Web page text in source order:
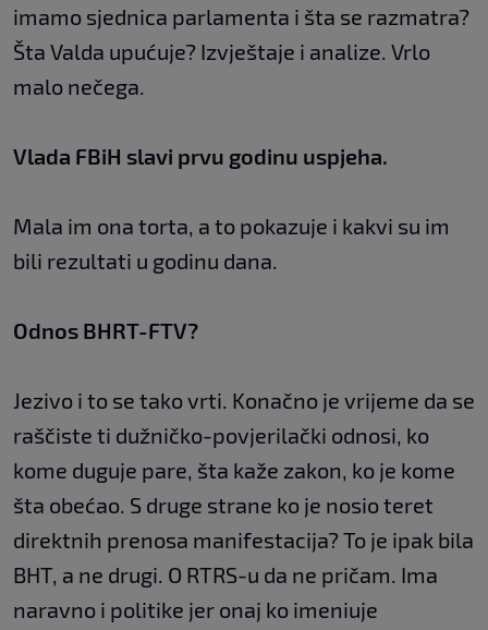
imamo sjednica parlamenta i šta se razmatra?
Šta Valda upućuje? Izvještaje i analize. Vrlo
malo nečega.
Vlada FBiH slavi prvu godinu uspjeha.
Mala im ona torta, a to pokazuje i kakvi su im
bili rezultati u godinu dana.
Odnos BHRT-FTV?
Jezivo i to se tako vrti. Konačno je vrijeme da se
raščiste ti dužničko-povjerilački odnosi, ko
kome duguje pare, šta kaže zakon, ko je kome
šta obećao. S druge strane ko je nosio teret
direktnih prenosa manifestacija? To je ipak bila
BHT, a ne drugi. O RTRS-u da ne pričam. Ima
naravno i politike jer onaj ko imeniuje